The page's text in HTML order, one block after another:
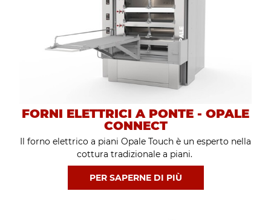
FORNI ELETTRICI A PONTE - OPALE
CONNECT
Il forno elettrico a piani Opale Touch è un esperto nella
cottura tradizionale a piani.
PER SAPERNE DI PIÙ